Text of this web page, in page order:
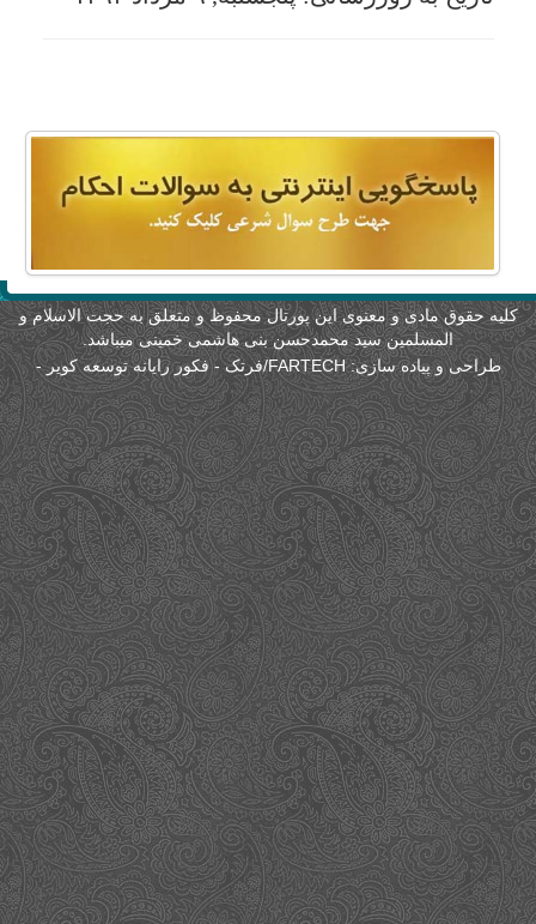
حقوق مادی و معنوی این پورتال محفوظ و متعلق به حجت الاسلام و
المسلمین سید محمدحسن بنی هاشمی خمینی میباشد.
طراحی و پیاده سازی:FARTECH/فرتک - فکور رایانه توسعه کویر -